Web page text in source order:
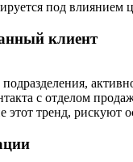
под влиянием
клиент
с отделом
тренд, рискуют